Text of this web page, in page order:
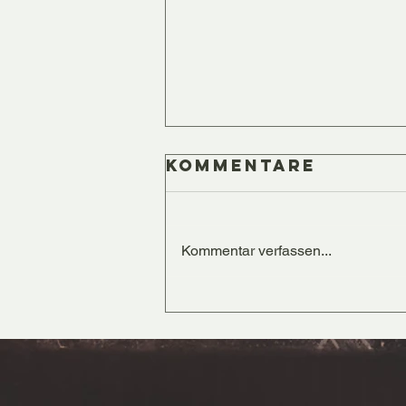
Ein voller
„Nicht mit
Kommentare
Kommentar verfassen...